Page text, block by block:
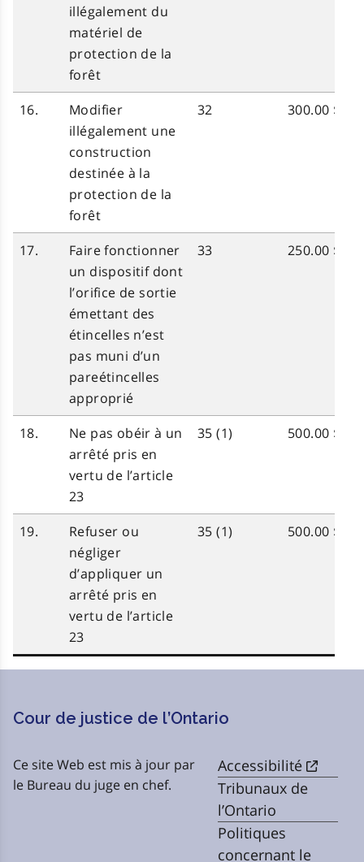
illégalement du
matériel de
protection de la
forêt
16.
Modifier
illégalement une
construction
destinée à la
protection de la
forêt
32 300.00 $
17.
Faire fonctionner
un dispositif dont
l’orifice de sortie
émettant des
étincelles n’est
pas muni d’un
pare­étincelles
approprié
33 250.00 $
18. Ne pas obéir à un
arrêté pris en
vertu de l’article
23
35 (1) 500.00 $
19. Refuser ou
négliger
d’appliquer un
arrêté pris en
vertu de l’article
23
35 (1) 500.00 $
Cour de justice de l’Ontario
Ce site Web est mis à jour par
le Bureau du juge en chef.
Accessibilité
Tribunaux de
l’Ontario
Politiques
concernant le